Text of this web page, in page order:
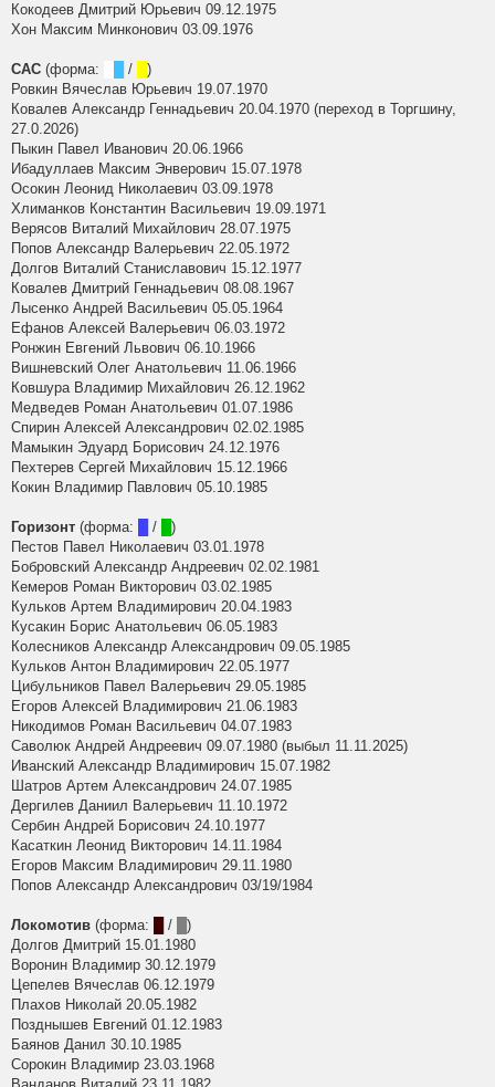
Кокодеев Дмитрий Юрьевич 09.12.1975
Хон Максим Минконович 03.09.1976
САС (форма: /
)
Ровкин Вячеслав Юрьевич 19.07.1970
Ковалев Александр Геннадьевич 20.04.1970 (переход в Торгшину,
27.0.2026)
Пыкин Павел Иванович 20.06.1966
Ибадуллаев Максим Энверович 15.07.1978
Осокин Леонид Николаевич 03.09.1978
Хлиманков Константин Васильевич 19.09.1971
Верясов Виталий Михайлович 28.07.1975
Попов Александр Валерьевич 22.05.1972
Долгов Виталий Станиславович 15.12.1977
Ковалев Дмитрий Геннадьевич 08.08.1967
Лысенко Андрей Васильевич 05.05.1964
Ефанов Алексей Валерьевич 06.03.1972
Ронжин Евгений Львович 06.10.1966
Вишневский Олег Анатольевич 11.06.1966
Ковшура Владимир Михайлович 26.12.1962
Медведев Роман Анатольевич 01.07.1986
Спирин Алексей Александрович 02.02.1985
Мамыкин Эдуард Борисович 24.12.1976
Пехтерев Сергей Михайлович 15.12.1966
Кокин Владимир Павлович 05.10.1985
Горизонт (форма: /
)
Пестов Павел Николаевич 03.01.1978
Бобровский Александр Андреевич 02.02.1981
Кемеров Роман Викторович 03.02.1985
Кульков Артем Владимирович 20.04.1983
Кусакин Борис Анатольевич 06.05.1983
Колесников Александр Александрович 09.05.1985
Кульков Антон Владимирович 22.05.1977
Цибульников Павел Валерьевич 29.05.1985
Егоров Алексей Владимирович 21.06.1983
Никодимов Роман Васильевич 04.07.1983
Саволюк Андрей Андреевич 09.07.1980 (выбыл 11.11.2025)
Иванский Александр Владимирович 15.07.1982
Шатров Артем Александрович 24.07.1985
Дергилев Даниил Валерьевич 11.10.1972
Сербин Андрей Борисович 24.10.1977
Касаткин Леонид Викторович 14.11.1984
Егоров Максим Владимирович 29.11.1980
Попов Александр Александрович 03/19/1984
Локомотив (форма: /
)
Долгов Дмитрий 15.01.1980
Воронин Владимир 30.12.1979
Цепелев Вячеслав 06.12.1979
Плахов Николай 20.05.1982
Позднышев Евгений 01.12.1983
Баянов Данил 30.10.1985
Сорокин Владимир 23.03.1968